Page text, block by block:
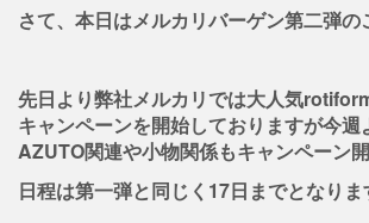
さて、本日はメルカリバーゲン第二弾の
先日より弊社メルカリでは大人気
キャンペーンを開始しておりますが今週
AZUTO関連や小物関係もキャンペーン
日程は第一弾と同じく17日までとなりま